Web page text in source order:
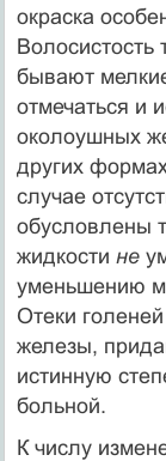
окраска
Волосистость
бывают
отмечаться и
околоушных
других
случае
обусловлены
жидкости не
умень­шению
Отеки
железы,
истинную
больной.
К числу